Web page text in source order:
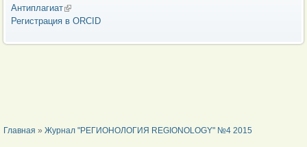
Антиплагиат(внешняя ссылка)
Регистрация в ORCID
ВЫ ЗДЕСЬ
Главная » Журнал "РЕГИОНОЛОГИЯ REGIONOLOGY" №4 2015